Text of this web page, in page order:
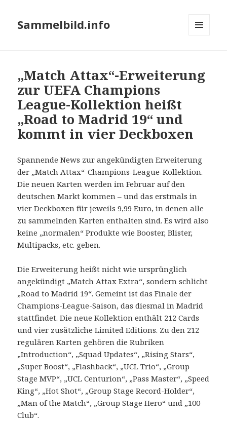
Sammelbild.info
„Match Attax“-Erweiterung
zur UEFA Champions
League-Kollektion heißt
„Road to Madrid 19“ und
kommt in vier Deckboxen
Spannende News zur angekündigten Erweiterung
der „Match Attax“-Champions-League-Kollektion.
Die neuen Karten werden im Februar auf den
deutschen Markt kommen – und das erstmals in
vier Deckboxen für jeweils 9,99 Euro, in denen alle
zu sammelnden Karten enthalten sind. Es wird also
keine „normalen“ Produkte wie Booster, Blister,
Multipacks, etc. geben.
Die Erweiterung heißt nicht wie ursprünglich
angekündigt „Match Attax Extra“, sondern schlicht
„Road to Madrid 19“. Gemeint ist das Finale der
Champions-League-Saison, das diesmal in Madrid
stattfindet. Die neue Kollektion enthält 212 Cards
und vier zusätzliche Limited Editions. Zu den 212
regulären Karten gehören die Rubriken
„Introduction“, „Squad Updates“, „Rising Stars“,
„Super Boost“, „Flashback“, „UCL Trio“, „Group
Stage MVP“, „UCL Centurion“, „Pass Master“, „Speed
King“, „Hot Shot“, „Group Stage Record-Holder“,
„Man of the Match“, „Group Stage Hero“ und „100
Club“.